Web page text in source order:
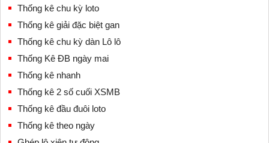
Thống kê chu kỳ loto
Thống kê giải đặc biệt gan
Thống kê chu kỳ dàn Lô lô
Thống Kê ĐB ngày mai
Thống kê nhanh
Thống kê 2 số cuối XSMB
Thống kê đầu đuôi loto
Thống kê theo ngày